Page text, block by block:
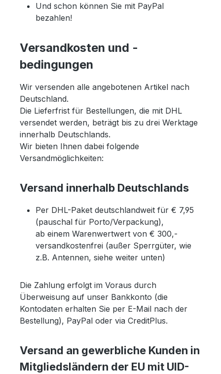
Und schon können Sie mit PayPal
bezahlen!
Versandkosten und -
bedingungen
Wir versenden alle angebotenen Artikel nach
Deutschland.
Die Lieferfrist für Bestellungen, die mit DHL
versendet werden, beträgt bis zu drei Werktage
innerhalb Deutschlands.
Wir bieten Ihnen dabei folgende
Versandmöglichkeiten:
Versand innerhalb Deutschlands
Per DHL-Paket deutschlandweit für € 7,95
(pauschal für Porto/Verpackung),
ab einem Warenwertwert von € 300,-
versandkostenfrei (außer Sperrgüter, wie
z.B. Antennen, siehe weiter unten)
Die Zahlung erfolgt im Voraus durch
Überweisung auf unser Bankkonto (die
Kontodaten erhalten Sie per E-Mail nach der
Bestellung), PayPal oder via CreditPlus.
Versand an gewerbliche Kunden in
Mitgliedsländern der EU mit UID-